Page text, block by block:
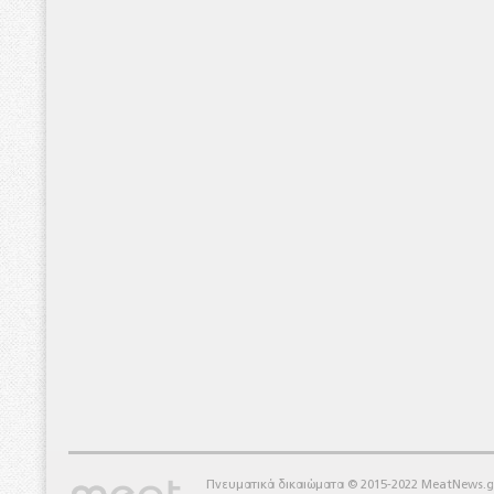
Πνευματικά δικαιώματα © 2015-2022